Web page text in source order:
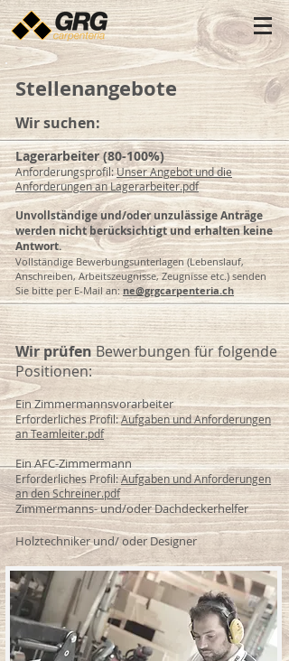
Stellenangebote
Wir suchen:
Lagerarbeiter (80-100%)
Anforderungsprofil:Unser Angebot und die
Anforderungen an Lagerarbeiter.pdf
Unvollständige und/oder unzulässige Anträge
werden nicht berücksichtigt und erhalten keine
Antwort.
Vollständige Bewerbungsunterlagen (Lebenslauf,
Anschreiben, Arbeitszeugnisse, Zeugnisse etc.) senden
Sie bitte per E-Mail an: ne@grgcarpenteria.ch
Wir prüfenBewerbungen für folgende
Positionen:
Ein Zimmermannsvorarbeiter
Erforderliches Profil:Aufgaben und Anforderungen
an Teamleiter.pdf
Ein AFC-Zimmermann
Erforderliches Profil:Aufgaben und Anforderungen
an den Schreiner.pdf
Zimmermanns- und/oder Dachdeckerhelfer
Holztechnikerund/oderDesigner